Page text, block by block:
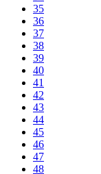
35
36
37
38
39
40
41
42
43
44
45
46
47
48